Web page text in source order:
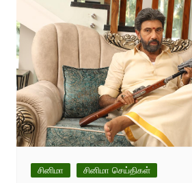
சினிமா சினிமா செய்திகள்